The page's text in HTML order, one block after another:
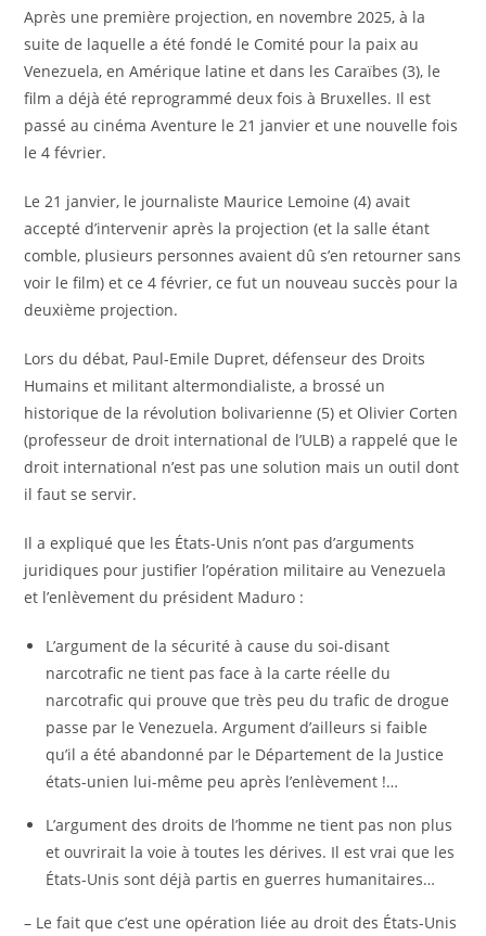
Après une première projection, en novembre 2025, à la
suite de laquelle a été fondé le Comité pour la paix au
Venezuela, en Amérique latine et dans les Caraïbes (3), le
film a déjà été reprogrammé deux fois à Bruxelles. Il est
passé au cinéma Aventure le 21 janvier et une nouvelle fois
le 4 février.
Le 21 janvier, le journaliste Maurice Lemoine (4) avait
accepté d’intervenir après la projection (et la salle étant
comble, plusieurs personnes avaient dû s’en retourner sans
voir le film) et ce 4 février, ce fut un nouveau succès pour la
deuxième projection.
Lors du débat, Paul-Emile Dupret, défenseur des Droits
Humains et militant altermondialiste, a brossé un
historique de la révolution bolivarienne (5) et Olivier Corten
(professeur de droit international de l’ULB) a rappelé que le
droit international n’est pas une solution mais un outil dont
il faut se servir.
Il a expliqué que les États-Unis n’ont pas d’arguments
juridiques pour justifier l’opération militaire au Venezuela
et l’enlèvement du président Maduro :
L’argument de la sécurité à cause du soi-disant
narcotrafic ne tient pas face à la carte réelle du
narcotrafic qui prouve que très peu du trafic de drogue
passe par le Venezuela. Argument d’ailleurs si faible
qu’il a été abandonné par le Département de la Justice
états-unien lui-même peu après l’enlèvement !…
L’argument des droits de l’homme ne tient pas non plus
et ouvrirait la voie à toutes les dérives. Il est vrai que les
États-Unis sont déjà partis en guerres humanitaires…
– Le fait que c’est une opération liée au droit des États-Unis